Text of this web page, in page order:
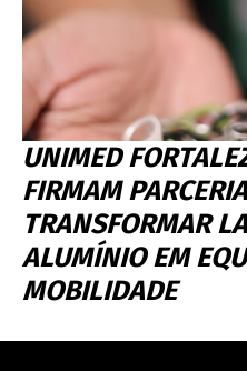
UNIMED
FIRMAM
TRANSFORMAR
ALUMÍNIO EM
MOBILIDADE